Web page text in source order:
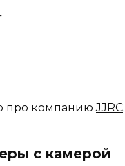
про компаниюJJRC.
с камерой